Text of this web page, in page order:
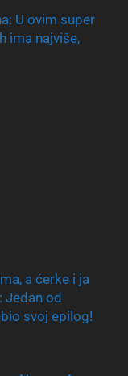
U ovim super
ima najviše,
a ćerke i ja
Jedan od
svoj epilog!